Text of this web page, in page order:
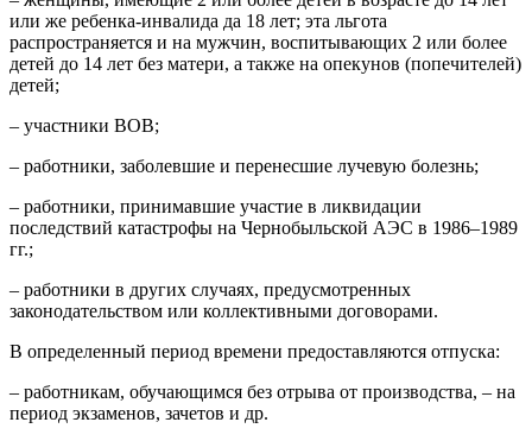
или же ребенка-инвалида да 18 лет; эта льгота
распространяется и на мужчин, воспитывающих 2 или более
детей до 14 лет без матери, а также на опекунов (попечителей)
детей;
– участники ВОВ;
– работники, заболевшие и перенесшие лучевую болезнь;
– работники, принимавшие участие в ликвидации
последствий катастрофы на Чернобыльской АЭС в 1986–1989
гг.;
– работники в других случаях, предусмотренных
законодательством или коллективными договорами.
В определенный период времени предоставляются отпуска:
– работникам, обучающимся без отрыва от производства, – на
период экзаменов, зачетов и др.